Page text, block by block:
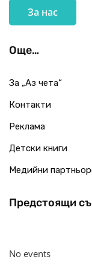
За нас
Още…
За „Аз чета“
Контакти
Реклама
Детски книги
Медийни
Предстоящи
No events